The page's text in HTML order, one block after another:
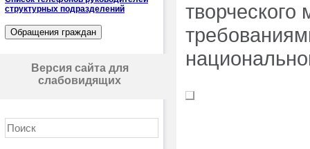
структурных подразделений
Версия сайта для
слабовидящих